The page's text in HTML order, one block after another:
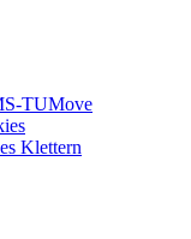
TUMove
Klettern